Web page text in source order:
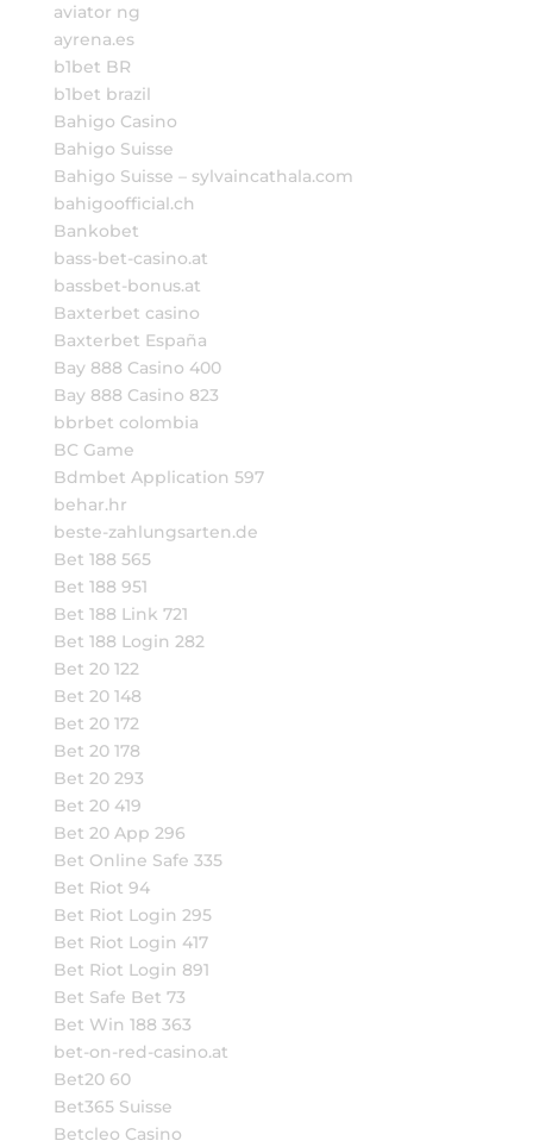
aviator ng
ayrena.es
b1bet BR
b1bet brazil
Bahigo Casino
Bahigo Suisse
Bahigo Suisse – sylvaincathala.com
bahigoofficial.ch
Bankobet
bass-bet-casino.at
bassbet-bonus.at
Baxterbet casino
Baxterbet España
Bay 888 Casino 400
Bay 888 Casino 823
bbrbet colombia
BC Game
Bdmbet Application 597
behar.hr
beste-zahlungsarten.de
Bet 188 565
Bet 188 951
Bet 188 Link 721
Bet 188 Login 282
Bet 20 122
Bet 20 148
Bet 20 172
Bet 20 178
Bet 20 293
Bet 20 419
Bet 20 App 296
Bet Online Safe 335
Bet Riot 94
Bet Riot Login 295
Bet Riot Login 417
Bet Riot Login 891
Bet Safe Bet 73
Bet Win 188 363
bet-on-red-casino.at
Bet20 60
Bet365 Suisse
Betcleo Casino